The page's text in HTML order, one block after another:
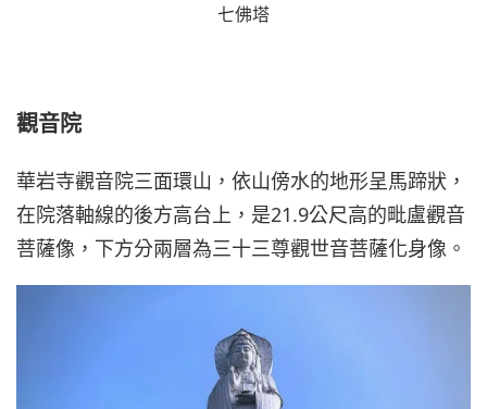
七佛塔
觀音院
華岩寺觀音院三面環山，依山傍水的地形呈馬蹄狀，
在院落軸線的後方高台上，是21.9公尺高的毗盧觀音
菩薩像，下方分兩層為三十三尊觀世音菩薩化身像。